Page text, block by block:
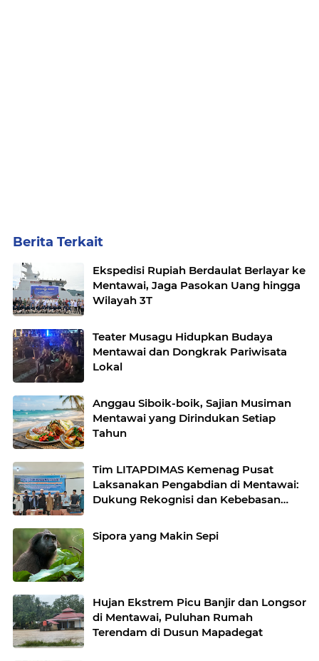
Berita Terkait
Ekspedisi Rupiah Berdaulat Berlayar ke
Mentawai, Jaga Pasokan Uang hingga
Wilayah 3T
Teater Musagu Hidupkan Budaya
Mentawai dan Dongkrak Pariwisata
Lokal
Anggau Siboik-boik, Sajian Musiman
Mentawai yang Dirindukan Setiap
Tahun
Tim LITAPDIMAS Kemenag Pusat
Laksanakan Pengabdian di Mentawai:
Dukung Rekognisi dan Kebebasan
Sipora yang Makin Sepi
Hujan Ekstrem Picu Banjir dan Longsor
di Mentawai, Puluhan Rumah
Terendam di Dusun Mapadegat